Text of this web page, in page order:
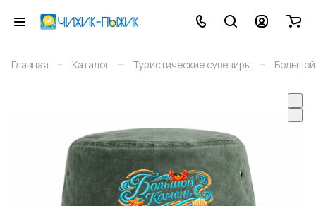
Главная – Каталог – Туристические сувениры –